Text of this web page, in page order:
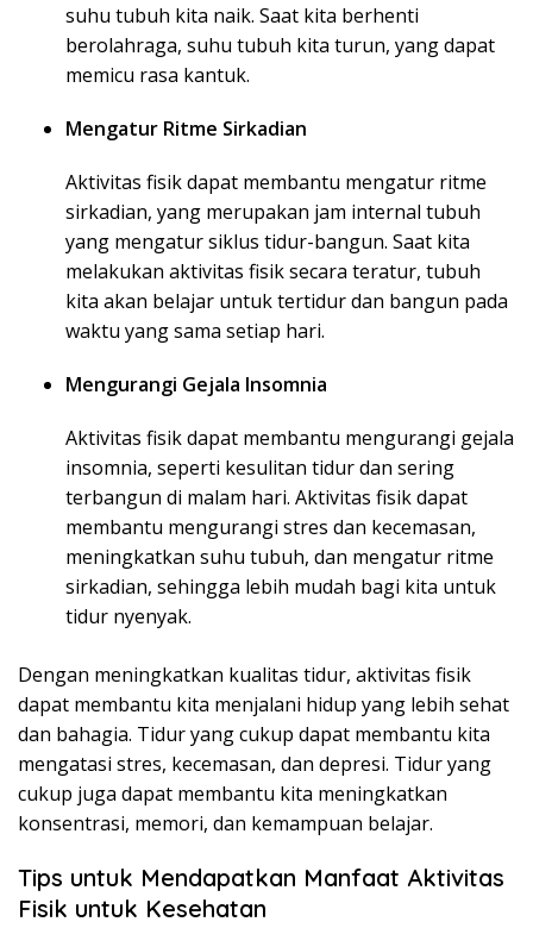
suhu tubuh kita naik. Saat kita berhenti
berolahraga, suhu tubuh kita turun, yang dapat
memicu rasa kantuk.
Mengatur Ritme Sirkadian
Aktivitas fisik dapat membantu mengatur ritme
sirkadian, yang merupakan jam internal tubuh
yang mengatur siklus tidur-bangun. Saat kita
melakukan aktivitas fisik secara teratur, tubuh
kita akan belajar untuk tertidur dan bangun pada
waktu yang sama setiap hari.
Mengurangi Gejala Insomnia
Aktivitas fisik dapat membantu mengurangi gejala
insomnia, seperti kesulitan tidur dan sering
terbangun di malam hari. Aktivitas fisik dapat
membantu mengurangi stres dan kecemasan,
meningkatkan suhu tubuh, dan mengatur ritme
sirkadian, sehingga lebih mudah bagi kita untuk
tidur nyenyak.
Dengan meningkatkan kualitas tidur, aktivitas fisik
dapat membantu kita menjalani hidup yang lebih sehat
dan bahagia. Tidur yang cukup dapat membantu kita
mengatasi stres, kecemasan, dan depresi. Tidur yang
cukup juga dapat membantu kita meningkatkan
konsentrasi, memori, dan kemampuan belajar.
Tips untuk Mendapatkan Manfaat Aktivitas
Fisik untuk Kesehatan